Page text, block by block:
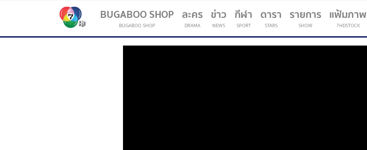
BUGABOO SHOP
BUGABOO SHOP
ละคร
DRAMA
ข่าว
NEWS
กีฬา
SPORT
(current)
ดารา
STARS
รายการ
SHOW
แฟ้มภาพ
7HDSTOCK